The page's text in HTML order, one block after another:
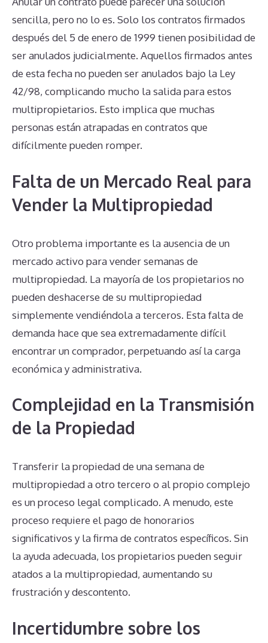
sencilla, pero no lo es. Solo los contratos firmados
después del 5 de enero de 1999 tienen posibilidad de
ser anulados judicialmente. Aquellos firmados antes
de esta fecha no pueden ser anulados bajo la Ley
42/98, complicando mucho la salida para estos
multipropietarios. Esto implica que muchas
personas están atrapadas en contratos que
difícilmente pueden romper.
Falta de un Mercado Real para
Vender la Multipropiedad
Otro problema importante es la ausencia de un
mercado activo para vender semanas de
multipropiedad. La mayoría de los propietarios no
pueden deshacerse de su multipropiedad
simplemente vendiéndola a terceros. Esta falta de
demanda hace que sea extremadamente difícil
encontrar un comprador, perpetuando así la carga
económica y administrativa.
Complejidad en la Transmisión
de la Propiedad
Transferir la propiedad de una semana de
multipropiedad a otro tercero o al propio complejo
es un proceso legal complicado. A menudo, este
proceso requiere el pago de honorarios
significativos y la firma de contratos específicos. Sin
la ayuda adecuada, los propietarios pueden seguir
atados a la multipropiedad, aumentando su
frustración y descontento.
Incertidumbre sobre los